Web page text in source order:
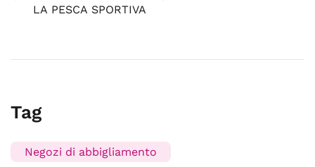
LA PESCA SPORTIVA
Tag
Negozi di abbigliamento